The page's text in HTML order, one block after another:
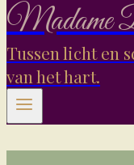
Madame
Tussen licht en
van het hart.